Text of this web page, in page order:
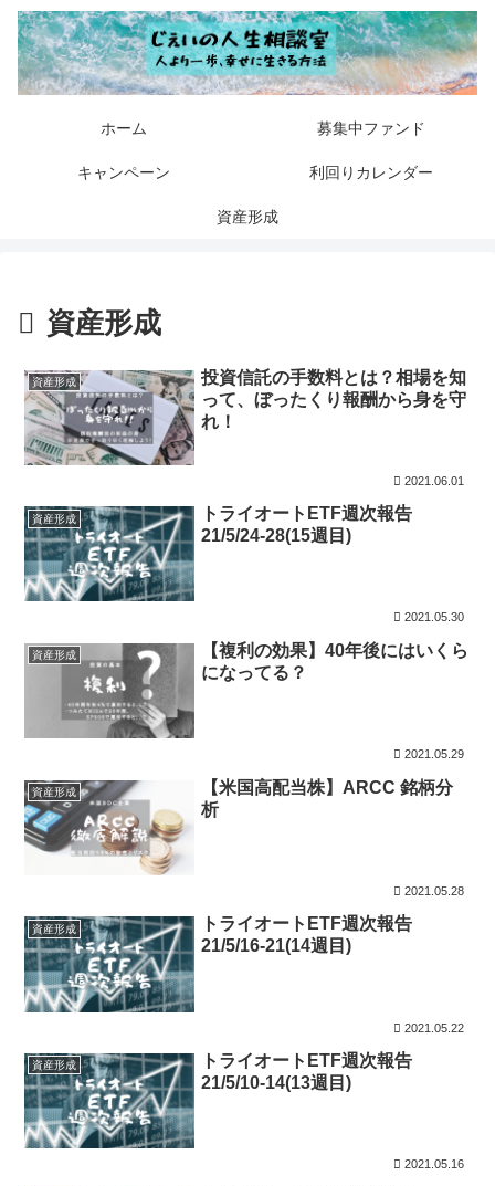
ホーム 募集中ファンド
キャンペーン 利回りカレンダー
資産形成
資産形成
資産形成
投資信託の手数料とは？相場を知
って、ぼったくり報酬から身を守
れ！
2021.06.01
資産形成
トライオートETF週次報告
21/5/24-28(15週目)
2021.05.30
資産形成
【複利の効果】40年後にはいくら
になってる？
2021.05.29
資産形成
【米国高配当株】ARCC 銘柄分
析
2021.05.28
資産形成
トライオートETF週次報告
21/5/16-21(14週目)
2021.05.22
資産形成
トライオートETF週次報告
21/5/10-14(13週目)
2021.05.16